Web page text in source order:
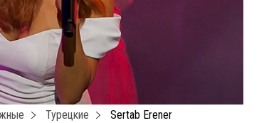
Турецкие Sertab Erener